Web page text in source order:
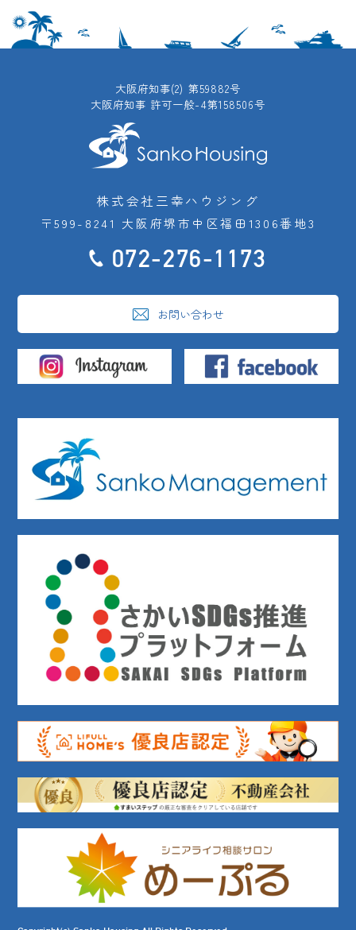
大阪府知事(2) 第59882号
大阪府知事 許可一般-4第158506号
株式会社三幸ハウジング
〒599-8241 大阪府堺市中区福田1306番地3
072-276-1173
お問い合わせ